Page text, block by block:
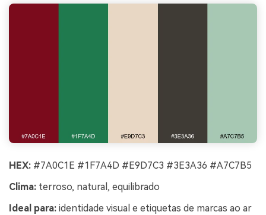
HEX: #7A0C1E #1F7A4D #E9D7C3 #3E3A36 #A7C7B5
Clima: terroso, natural, equilibrado
Ideal para: identidade visual e etiquetas de marcas ao ar